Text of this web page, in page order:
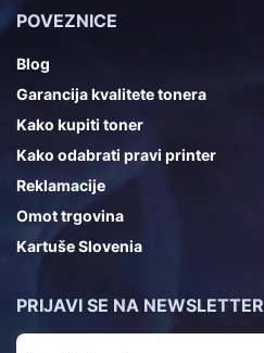
POVEZNICE
Blog
Garancija kvalitete tonera
Kako kupiti toner
Kako odabrati pravi printer
Reklamacije
Omot trgovina
Kartuše Slovenia
PRIJAVI SE NA NEWSLETTER